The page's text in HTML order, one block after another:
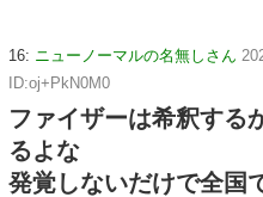
16: ニューノーマルの名無しさん
ID:oj+PkN0M0
ファイザーは希釈する
るよな
発覚しないだけで全国